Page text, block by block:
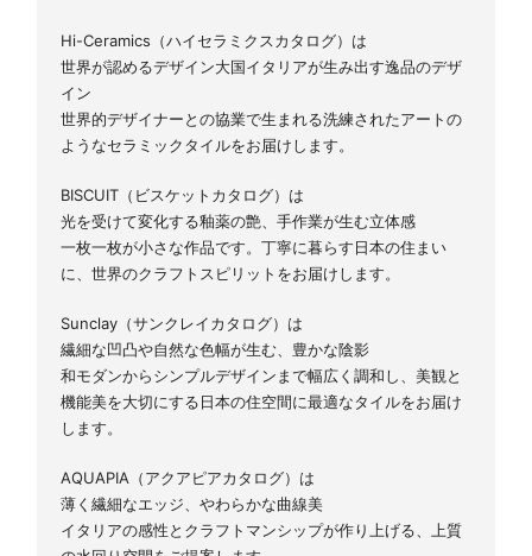
Hi-Ceramics（ハイセラミクスカタログ）は
世界が認めるデザイン大国イタリアが生み出す逸品のデザ
イン
世界的デザイナーとの協業で生まれる洗練されたアートの
ようなセラミックタイルをお届けします。
BISCUIT（ビスケットカタログ）は
光を受けて変化する釉薬の艶、手作業が生む立体感
一枚一枚が小さな作品です。丁寧に暮らす日本の住まい
に、世界のクラフトスピリットをお届けします。
Sunclay（サンクレイカタログ）は
繊細な凹凸や自然な色幅が生む、豊かな陰影
和モダンからシンプルデザインまで幅広く調和し、美観と
機能美を大切にする日本の住空間に最適なタイルをお届け
します。
AQUAPIA（アクアピアカタログ）は
薄く繊細なエッジ、やわらかな曲線美
イタリアの感性とクラフトマンシップが作り上げる、上質